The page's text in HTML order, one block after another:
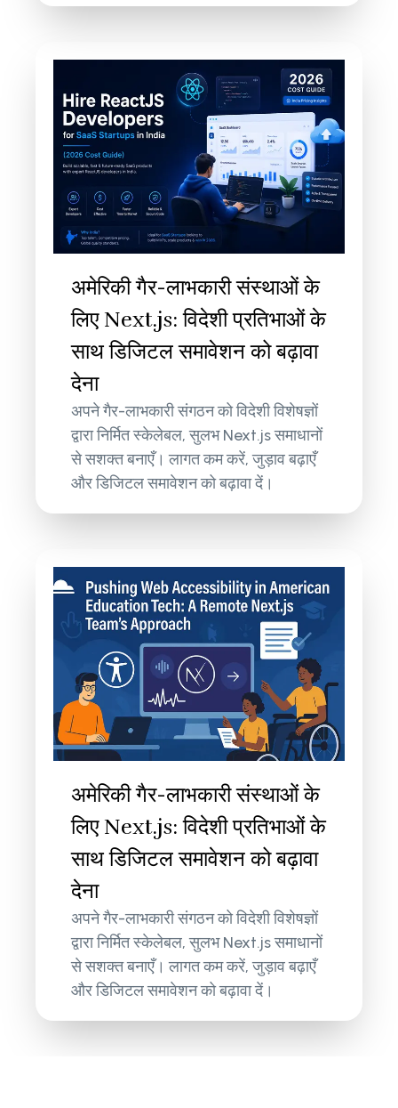
अमेरिकी गैर-लाभकारी संस्थाओं के
लिए Next.js: विदेशी प्रतिभाओं के
साथ डिजिटल समावेशन को बढ़ावा
देना
अपने गैर-लाभकारी संगठन को विदेशी विशेषज्ञों
द्वारा निर्मित स्केलेबल, सुलभ Next.js समाधानों
से सशक्त बनाएँ। लागत कम करें, जुड़ाव बढ़ाएँ
और डिजिटल समावेशन को बढ़ावा दें।
अमेरिकी गैर-लाभकारी संस्थाओं के
लिए Next.js: विदेशी प्रतिभाओं के
साथ डिजिटल समावेशन को बढ़ावा
देना
अपने गैर-लाभकारी संगठन को विदेशी विशेषज्ञों
द्वारा निर्मित स्केलेबल, सुलभ Next.js समाधानों
से सशक्त बनाएँ। लागत कम करें, जुड़ाव बढ़ाएँ
और डिजिटल समावेशन को बढ़ावा दें।